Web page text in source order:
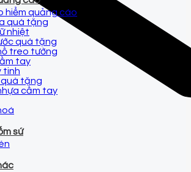
hiểm quảng cáo
quà tặng
nhiệt
quà tặng
treo tường
tay
tinh
quà tặng
cầm tay
sứ